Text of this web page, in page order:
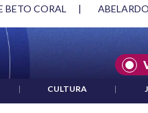
Y DMG |
| CULTURA |